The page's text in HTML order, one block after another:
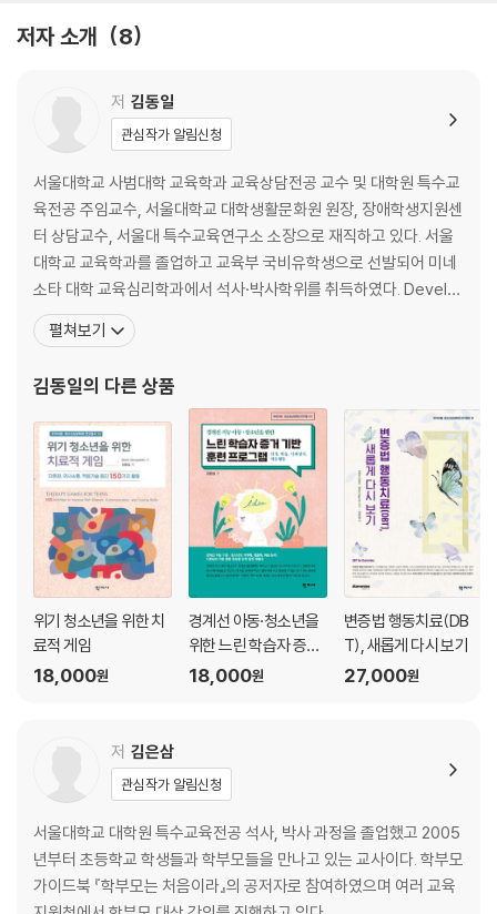
자녀를 둔 부모라면 누구나 처음 학부모가 되는 순간을 겪는다. 그렇기에
한 것은 조급함이나 주변의 편견에 흔들리지 않고, 내 아이의 성향과 속도
를 이해하며 올바른 방향을 함께 찾아가는 과정이다. 이 책이 예비 초등학
생 부모들에게 든든한 길잡이가 되어, 불안보다 자신감을 가지고 아이의
첫 학교생활을 준비하는 데 도움이 될 수 있기를 바란다.
Q3. 학교 갈 때마다 배가 아프다는데 스트레스 때문일까요?
Q5. 집에 오면 스마트폰부터 찾아요. 혼자 잘 놀 수 없을까요?
Q6. 조급하고 불안한 마음이 아이에게 나쁜 영향을 줄까요?
3장. 또래 관계에서 배우는 사회성
Q1. 혼자 노는 걸 좋아하면 사회성 발달에 문제가 있는 걸까요?
Q2. 친구들과 놀 때 자기주장이 강하고 남의 말을 듣지 않아요
Q3. 항상 1등만 하고 싶어 하는 우리 아이, 어떻게 해야 할까요?
Q4. 수줍음이 많고 조금만 싫은 말 들어도 상처받아 걱정돼요
Q5. 아이가 한 친구에게만 지나치게 집착해요. 괜찮을까요?
Q6. 친구를 따라 공격적인 행동을 하고 말투가 거칠어졌어요
4장. 초등학교 입학, 뭐부터 준비할까?
Q1. 초등학교는 유치원과 어떤 점이 다른가요?
Q2. 초등학교 입학 전, 한글 다 떼야 할까요?
Q3. 1학년 때 학교에서는 어떤 과목을 배우나요?
Q4. 1학년 때 배운 내용은 어떻게 평가하나요?
Q5. 선생님과의 소통, 상담은 어떻게 해야 하나요?
Q6. 학교생활, 친구 관계에 문제가 생기면 어쩌죠?
5장. 안 좋은 습관 어떻게 고칠까?
Q1. 아이가 일찍 자고 일찍 일어나게 하려면 어떻게 할까요?
Q2. 밥 먹을 때마다 전쟁입니다. 식사 습관은 어떻게 바꾸죠?
Q3. 화장실도 혼자서 못 가는 아이를 어떻게 도와야 할까요?
Q5. 우리 아이 집중력이 부족한데 높이는 방법이 없을까요?
Q6. 아이의 스마트폰 사용 시간은 어떻게 조절하면 좋을까요?
Q1. 남들보다 발달이 느린 우리 아이, 혹시 발달 장애일까요?
Q2. 병원이나 기관에서 검사받으면 아이에게 불이익이 생길까요?
Q3. 특수교육대상자가 되면 아이는 어떤 지원을 받을 수 있나요?
저자 소개 8
저 김동일
관심작가 알림신청
서울대학교 사범대학 교육학과 교육상담전공 교수 및 대학원 특수교
육전공 주임교수, 서울대학교 대학생활문화원 원장, 장애학생지원센
터 상담교수, 서울대 특수교육연구소 소장으로 재직하고 있다. 서울
대학교 교육학과를 졸업하고 교육부 국비유학생으로 선발되어 미네
소타 대학 교육심리학과에서 석사·박사학위를 취득하였다. Develo
pmental Studies Center, Research Associate, 한국청소년상
담원 상담교수, 경인교육대학교 교육학과 교수, 한국학습장애학회
소년보호위원회 위원, BK21 미래교육디자인연구
펼쳐보기
김동일의 다른 상품
위기 청소년을 위한 치
료적 게임
18,000원
경계선 아동·청소년을
위한 느린 학습자 증거
기반 훈련 프로그램
18,000원
변증법 행동치료(DB
T), 새롭게 다시 보기
27,000원
저 김은삼
관심작가 알림신청
서울대학교 대학원 특수교육전공 석사, 박사 과정을 졸업했고 2005
년부터 초등학교 학생들과 학부모들을 만나고 있는 교사이다. 학부모
가이드북 『학부모는 처음이라』의 공저자로 참여하였으며 여러 교육